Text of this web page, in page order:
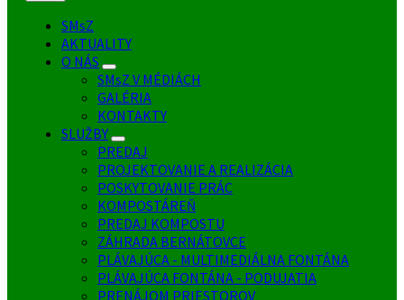
SMsZ
AKTUALITY
O NÁS
SMsZ V MÉDIÁCH
GALÉRIA
KONTAKTY
SLUŽBY
PREDAJ
PROJEKTOVANIE A REALIZÁCIA
POSKYTOVANIE PRÁC
KOMPOSTÁREŇ
PREDAJ KOMPOSTU
ZÁHRADA BERNÁTOVCE
PLÁVAJÚCA - MULTIMEDIÁLNA FONTÁNA
PLÁVAJÚCA FONTÁNA - PODUJATIA
PRENÁJOM PRIESTOROV